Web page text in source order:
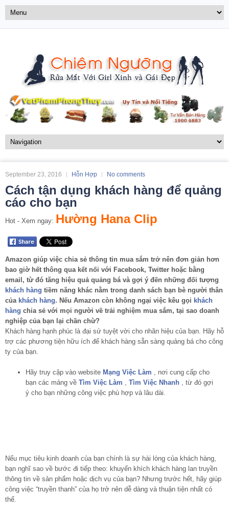
September 23, 2016 Hỗn Hợp No comments
Cách tận dụng khách hàng để quảng
cáo cho bạn
Hot - Xem ngay: Hường Hana Clip
Amazon giúp việc chia sẻ thông tin mua sắm trở nên đơn giản hơn
bao giờ hết thông qua kết nối với Facebook, Twitter hoặc bằng
email, từ đó tăng hiệu quả quảng bá và gợi ý đến những đối tượng
khách hàng tiềm năng khác nằm trong danh sách bạn bè người thân
của khách hàng. Nếu Amazon còn không ngại việc kêu gọi khách
hàng chia sẻ với mọi người về trải nghiệm mua sắm, tại sao doanh
nghiệp của bạn lại chần chừ?
Khách hàng hạnh phúc là đại sứ tuyệt vời cho nhãn hiệu của bạn. Hãy hỗ
trợ các phương tiện hữu ích để khách hàng sẵn sàng quảng bá cho công
ty của bạn.
Hãy truy cập vào website Mạng Việc Làm , nơi cung cấp cho
bạn các mảng về Tìm Việc Làm , Tìm Việc Nhanh , từ đó gợi
ý cho bạn những công việc phù hợp và lâu dài.
Nếu mục tiêu kinh doanh của bạn chính là sự hài lòng của khách hàng,
bạn nghĩ sao về bước đi tiếp theo: khuyến khích khách hàng lan truyền
thông tin về sản phẩm hoặc dịch vụ của bạn? Nhưng trước hết, hãy giúp
công việc “truyền thanh” của họ trở nên dễ dàng và thuận tiện nhất có
thể.